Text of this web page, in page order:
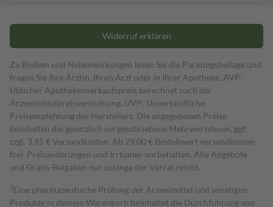
Widerruf erklären
Zu Risiken und Nebenwirkungen lesen Sie die Packungsbeilage und
fragen Sie Ihre Ärztin, Ihren Arzt oder in Ihrer Apotheke. AVP:
Üblicher Apothekenverkaufspreis berechnet nach der
Arzneimittelpreisverordnung. UVP: Unverbindliche
Preisempfehlung des Herstellers. Die angegebenen Preise
beinhalten die gesetzlich vorgeschriebene Mehrwertsteuer, ggf.
zzgl. 3,95 € Versandkosten. Ab 29,00 € Bestell­wert versand­kosten­
frei. Preisänderungen und Irrtümer vorbehalten. Alle Angebote
und Gratis-Beigaben nur solange der Vorrat reicht.
1 Eine pharmazeutische Prüfung der Arzneimittel und sonstigen
Produkte in deinem Warenkorb beinhaltet die Durchführung von